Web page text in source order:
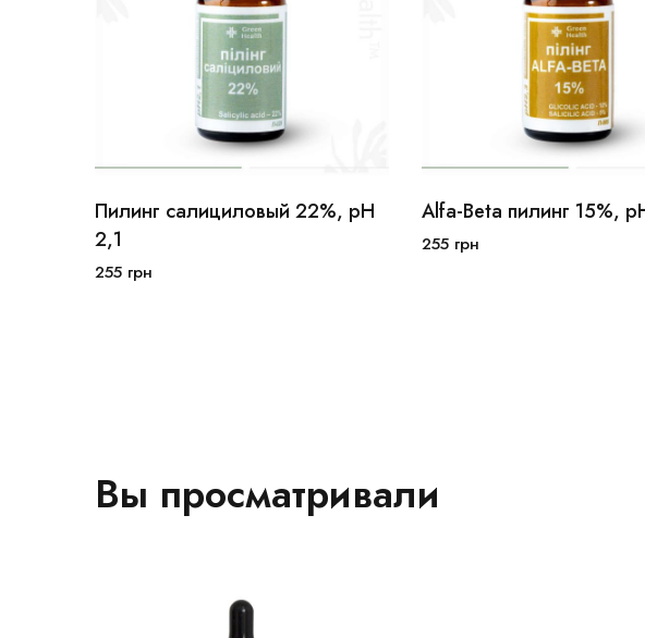
Пилинг салициловый 22%, рН
2,1
255 грн
Alfa-Beta пилинг 15%,
255 грн
Вы просматривали